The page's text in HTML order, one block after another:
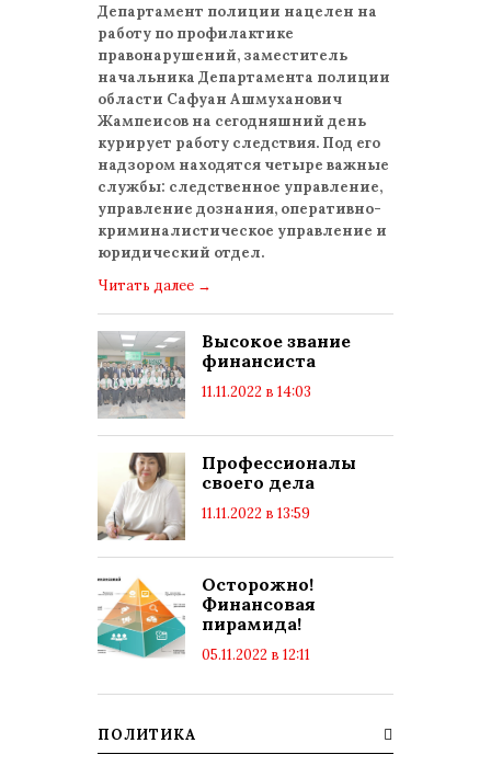
Департамент полиции нацелен на
работу по профилактике
правонарушений, заместитель
начальника Департамента полиции
области Сафуан Ашмуханович
Жампеисов на сегодняшний день
курирует работу следствия. Под его
надзором находятся четыре важные
службы: следственное управление,
управление дознания, оперативно-
криминалистическое управление и
юридический отдел.
Читать далее →
Высокое звание
финансиста
11.11.2022 в 14:03
комментариев: 0
Профессионалы
своего дела
11.11.2022 в 13:59
комментариев: 0
Осторожно!
Финансовая
пирамида!
05.11.2022 в 12:11
комментариев: 0
ПОЛИТИКА